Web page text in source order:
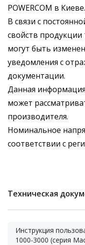
POWERCOM в Киеве.
В связи с
свойств продукции
могут быть
уведомления с
документации.
Данная
может
производителя.
Номинальное
соответствии с
Техническая
Инструкция
1000-3000 (серия